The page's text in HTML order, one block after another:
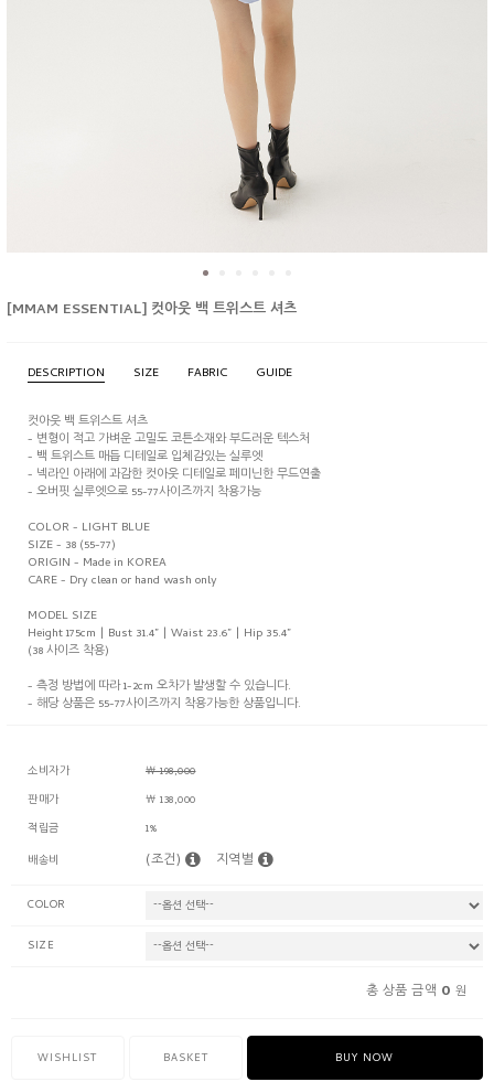
[MMAM ESSENTIAL] 컷아웃 백 트위스트 셔츠
DESCRIPTION SIZE FABRIC GUIDE
컷아웃 백 트위스트 셔츠
- 변형이 적고 가벼운 고밀도 코튼소재와 부드러운 텍스처
- 백 트위스트 매듭 디테일로 입체감있는 실루엣
- 넥라인 아래에 과감한 컷아웃 디테일로 페미닌한 무드연출
- 오버핏 실루엣으로 55-77사이즈까지 착용가능
COLOR - LIGHT BLUE
SIZE - 38 (55-77)
ORIGIN - Made in KOREA
CARE - Dry clean or hand wash only
MODEL SIZE
Height 175cm | Bust 31.4” | Waist 23.6” | Hip 35.4”
(38 사이즈 착용)
- 측정 방법에 따라 1-2cm 오차가 발생할 수 있습니다.
- 해당 상품은 55-77사이즈까지 착용가능한 상품입니다.
소비자가
￦ 198,000
판매가
￦ 138,000
적립금
1%
배송비
(조건) 지역별
COLOR
SIZE
총 상품 금액 0 원
WISHLIST BASKET BUY NOW